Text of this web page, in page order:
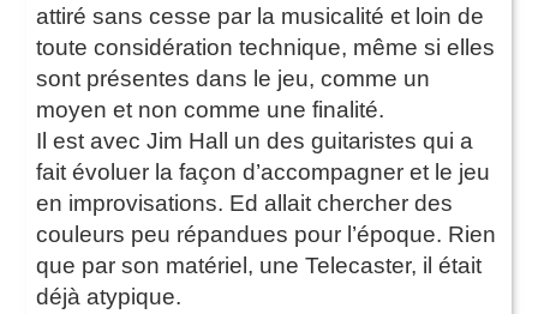
attiré sans cesse par la musicalité et loin de
toute considération technique, même si elles
sont présentes dans le jeu, comme un
moyen et non comme une finalité.
Il est avec Jim Hall un des guitaristes qui a
fait évoluer la façon d’accompagner et le jeu
en improvisations. Ed allait chercher des
couleurs peu répandues pour l’époque. Rien
que par son matériel, une Telecaster, il était
déjà atypique.